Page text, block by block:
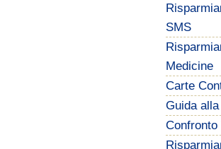
SMS
Medicine
Carte
Guida
Confronto